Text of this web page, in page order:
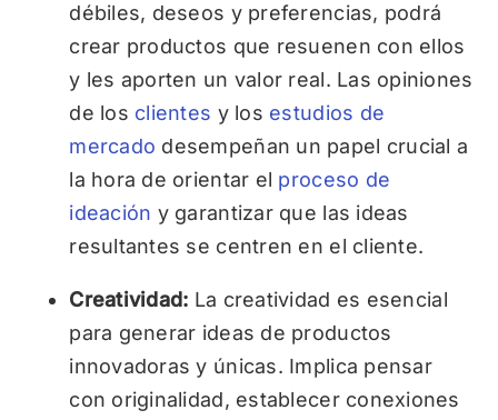
débiles, deseos y preferencias, podrá
crear productos que resuenen con ellos
y les aporten un valor real. Las opiniones
de los clientes y los estudios de
mercado desempeñan un papel crucial a
la hora de orientar el proceso de
ideación y garantizar que las ideas
resultantes se centren en el cliente.
Creatividad: La creatividad es esencial
para generar ideas de productos
innovadoras y únicas. Implica pensar
con originalidad, establecer conexiones